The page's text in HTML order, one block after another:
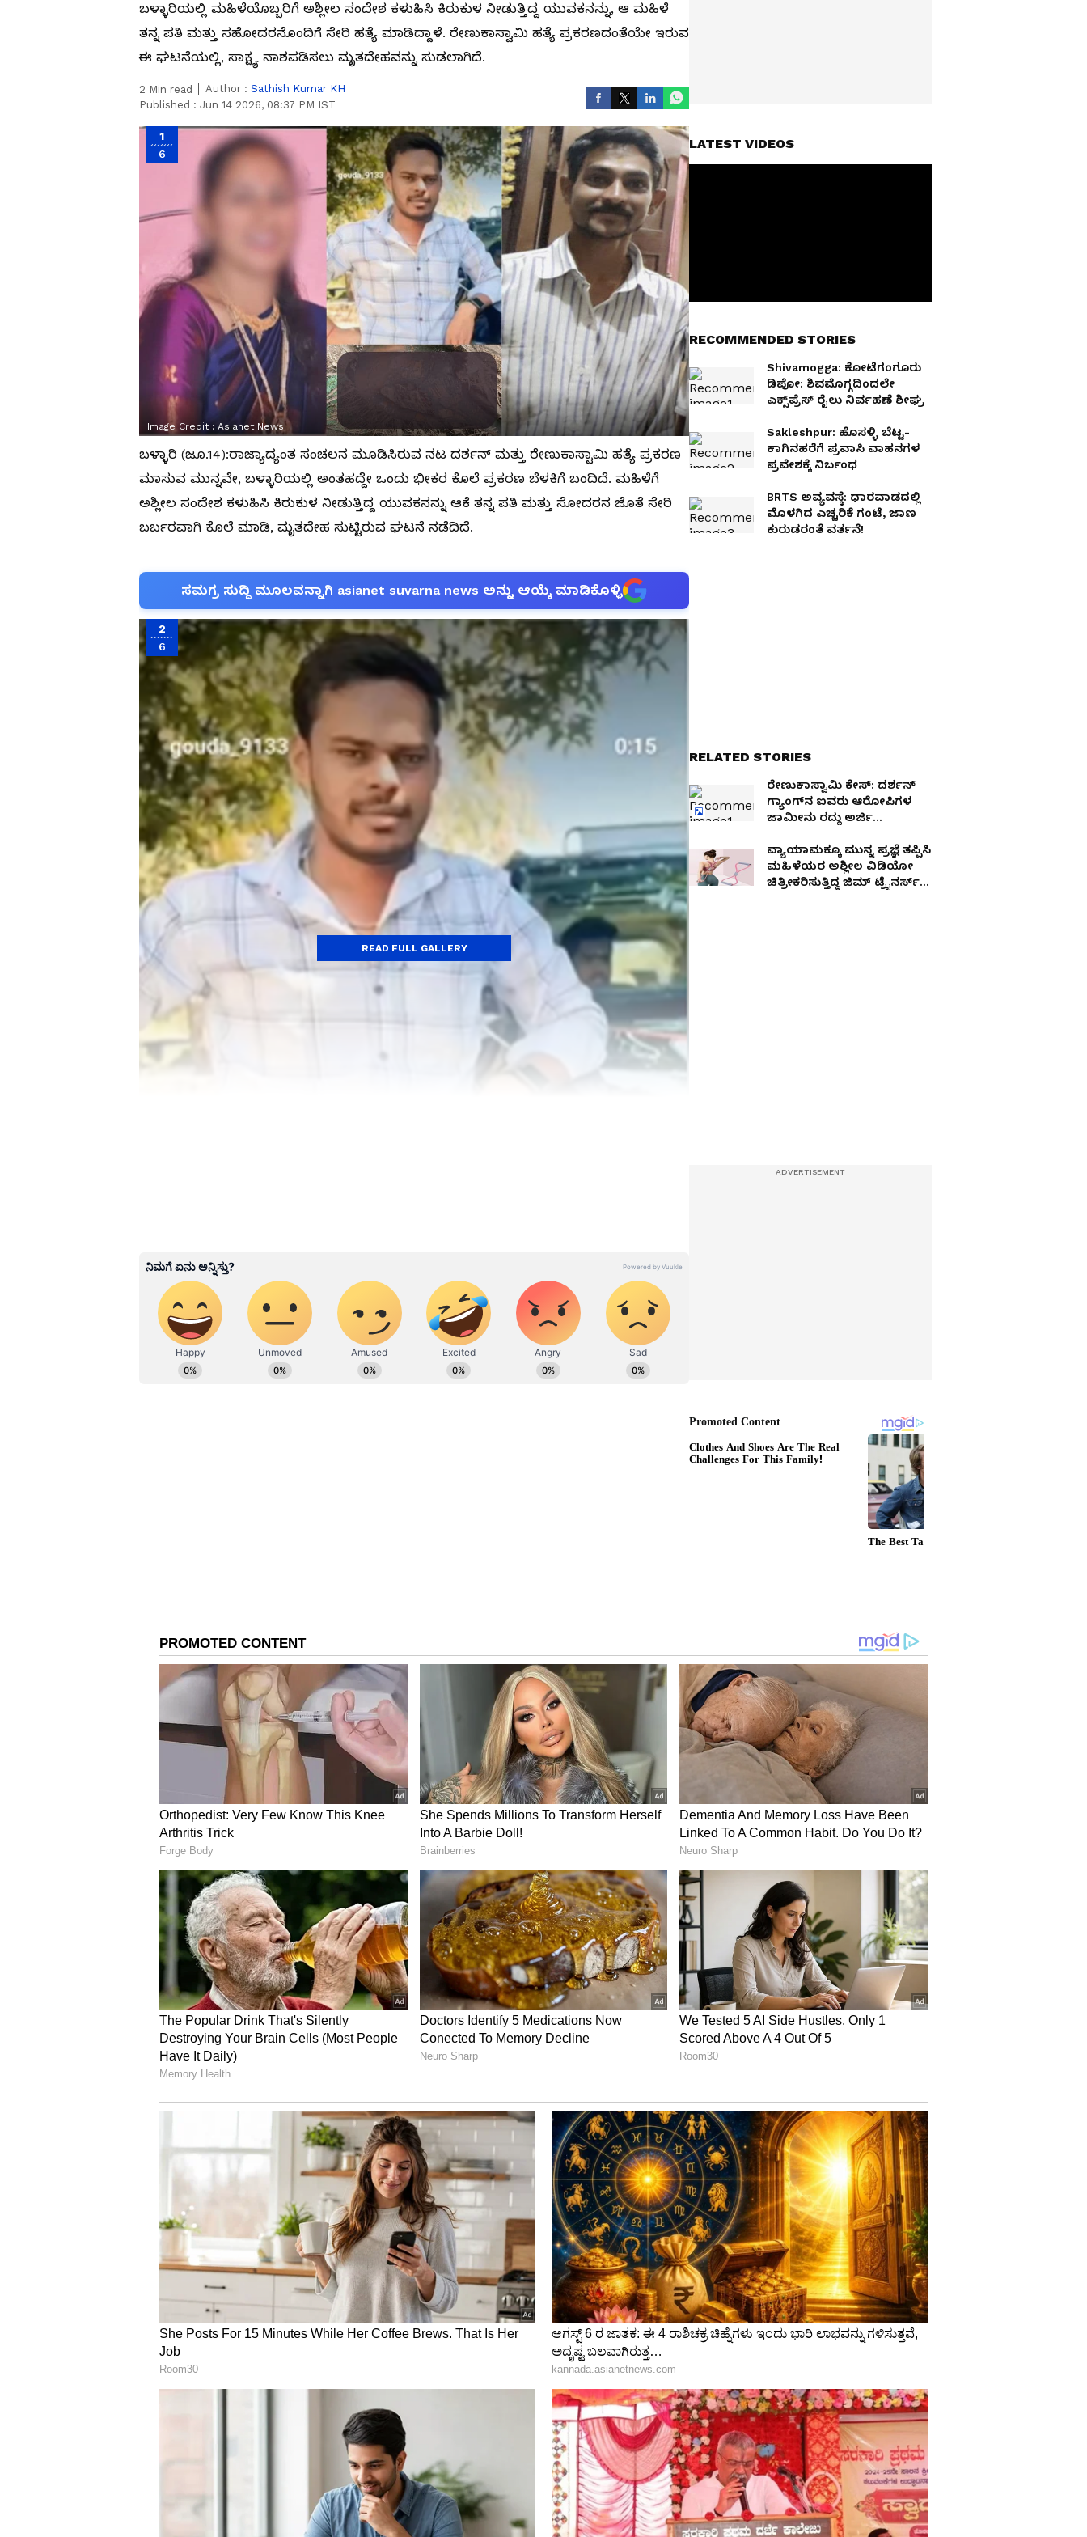
ಬಳ್ಳಾರಿಯಲ್ಲಿ ಮಹಿಳೆಯೊಬ್ಬರಿಗೆ ಅಶ್ಲೀಲ ಸಂದೇಶ ಕಳುಹಿಸಿ ಕಿರುಕುಳ ನೀಡುತ್ತಿದ್ದ ಯುವಕನನ್ನು, ಆ ಮಹಿಳೆ
ತನ್ನ ಪತಿ ಮತ್ತು ಸಹೋದರನೊಂದಿಗೆ ಸೇರಿ ಹತ್ಯೆ ಮಾಡಿದ್ದಾಳೆ. ರೇಣುಕಾಸ್ವಾಮಿ ಹತ್ಯೆ ಪ್ರಕರಣದಂತೆಯೇ ಇರುವ
ಈ ಘಟನೆಯಲ್ಲಿ, ಸಾಕ್ಷ್ಯ ನಾಶಪಡಿಸಲು ಮೃತದೇಹವನ್ನು ಸುಡಲಾಗಿದೆ.
2 Min read Author : Sathish Kumar KH
Published : Jun 14 2026, 08:37 PM IST
1
6
Image Credit : Asianet News
ಬಳ್ಳಾರಿ (ಜೂ.14):ರಾಜ್ಯಾದ್ಯಂತ ಸಂಚಲನ ಮೂಡಿಸಿರುವ ನಟ ದರ್ಶನ್ ಮತ್ತು ರೇಣುಕಾಸ್ವಾಮಿ ಹತ್ಯೆ ಪ್ರಕರಣ
ಮಾಸುವ ಮುನ್ನವೇ, ಬಳ್ಳಾರಿಯಲ್ಲಿ ಅಂತಹದ್ದೇ ಒಂದು ಭೀಕರ ಕೊಲೆ ಪ್ರಕರಣ ಬೆಳಕಿಗೆ ಬಂದಿದೆ. ಮಹಿಳೆಗೆ
ಅಶ್ಲೀಲ ಸಂದೇಶ ಕಳುಹಿಸಿ ಕಿರುಕುಳ ನೀಡುತ್ತಿದ್ದ ಯುವಕನನ್ನು ಆಕೆ ತನ್ನ ಪತಿ ಮತ್ತು ಸೋದರನ ಜೊತೆ ಸೇರಿ
ಬರ್ಬರವಾಗಿ ಕೊಲೆ ಮಾಡಿ, ಮೃತದೇಹ ಸುಟ್ಟಿರುವ ಘಟನೆ ನಡೆದಿದೆ.
ಸಮಗ್ರ ಸುದ್ದಿ ಮೂಲವನ್ನಾಗಿ asianet suvarna news ಅನ್ನು ಆಯ್ಕೆ ಮಾಡಿಕೊಳ್ಳಿ
2
6
ಖಾಸಗಿ ಲ್ಯಾಬ್ ಒಂದರಲ್ಲಿ ಕೆಲಸ ಮಾಡುತ್ತಿದ್ದ ಪಾಟೀಲ್ ಬಸವನಗೌಡ (26) ಎಂಬ ಯುವಕ ಜೂನ್ 7ರಂದು
ನಾಪತ್ತೆಯಾಗಿದ್ದನು. ಮರುದಿನ ಬೆಳಿಗ್ಗೆ ಎಲ್‌ಎಲ್‌ಸಿ (LLC) ಕಾಲುವೆಯ ನಿರ್ಜನ ಪ್ರದೇಶದಲ್ಲಿ ಈತನ ಮೃತದೇಹ
ಅರ್ಧ ಸುಟ್ಟ ಸ್ಥಿತಿಯಲ್ಲಿ ಪತ್ತೆಯಾಗಿತ್ತು. ಪ್ರಕರಣ ದಾಖಲಿಸಿಕೊಂಡ ಮೋಕಾ ಠಾಣೆಯ ಪೊಲೀಸರು ತನಿಖೆ
ಕೈಗೆತ್ತಿಕೊಂಡಾಗ ಆಘಾತಕಾರಿ ಸತ್ಯಗಳು ಹೊರಬಿದ್ದಿವೆ.
Related Articles
ರೇಣುಕಾಸ್ವಾಮಿ ಕೇಸ್: ದರ್ಶನ್
ವಜಾಗೊಳಿಸಿದ ಹೈಕೋರ್ಟ್
ವ್ಯಾಯಾಮಕ್ಕೂ ಮುನ್ನ ಪ್ರಜ್ಞೆ ತಪ್ಪಿಸಿ
ಬಂಧನ
3
6
Image Credit :Asianet News
ಅಶ್ಲೀಲ ಸಂದೇಶವೇ ಸಾವಿಗೆ ಮುನ್ನುಡಿ:
ಕೊಲೆಯಾದ ಬಸವನಗೌಡನಿಗೆ ದೂರದ ಸಂಬಂಧದಲ್ಲಿ ಅತ್ತಿಗೆಯಾಗುವ ಶ್ವೇತಾ ಎಂಬಾಕೆಯ ಪರಿಚಯವಿತ್ತು.
ಸುಮಾರು ಎರಡು ವರ್ಷಗಳ ಹಿಂದೆ ಮದುವೆಯೊಂದರಲ್ಲಿ ಪರಿಚಯವಾಗಿದ್ದ ಇವರಿಬ್ಬರ ನಡುವೆ ಮಾತುಕತೆ
ನಡೆದಿತ್ತು. ಆದರೆ, ಬಸವನಗೌಡ ಇದನ್ನು ತಪ್ಪಾಗಿ ಬಳಸಿಕೊಂಡಿದ್ದನು.
READ FULL GALLERY
LATEST VIDEOS
RECOMMENDED STORIES
Shivamogga: ಕೋಟೆಗಂಗೂರು
ಡಿಪೋ: ಶಿವಮೊಗ್ಗದಿಂದಲೇ
ಎಕ್ಸ್‌ಪ್ರೆಸ್ ರೈಲು ನಿರ್ವಹಣೆ ಶೀಘ್ರ
Sakleshpur: ಹೊಸಳ್ಳಿ ಬೆಟ್ಟ-
ಕಾಗಿನಹರೆಗೆ ಪ್ರವಾಸಿ ವಾಹನಗಳ
ಪ್ರವೇಶಕ್ಕೆ ನಿರ್ಬಂಧ
BRTS ಅವ್ಯವಸ್ಥೆ: ಧಾರವಾಡದಲ್ಲಿ
ಮೊಳಗಿದ ಎಚ್ಚರಿಕೆ ಗಂಟೆ, ಜಾಣ
ಕುರುಡರಂತೆ ವರ್ತನೆ!
RELATED STORIES
ರೇಣುಕಾಸ್ವಾಮಿ ಕೇಸ್: ದರ್ಶನ್
ಗ್ಯಾಂಗ್‌ನ ಐವರು ಆರೋಪಿಗಳ
ಜಾಮೀನು ರದ್ದು ಅರ್ಜಿ
ವ್ಯಾಯಾಮಕ್ಕೂ ಮುನ್ನ ಪ್ರಜ್ಞೆ ತಪ್ಪಿಸಿ
ಮಹಿಳೆಯರ ಅಶ್ಲೀಲ ವಿಡಿಯೋ
ಚಿತ್ರೀಕರಿಸುತ್ತಿದ್ದ ಜಿಮ್ ಟ್ರೈನರ್ಸ್